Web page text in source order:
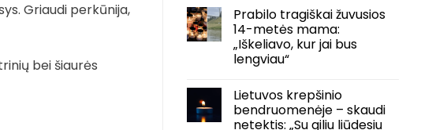
Griaudi perkūnija,
bei šiaurės
Prabilo tragiškai žuvusios
14-metės mama:
„Iškeliavo, kur jai bus
lengviau“
Lietuvos krepšinio
bendruomenėje – skaudi
netektis: „Su giliu liūdesiu